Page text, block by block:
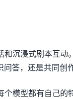
和沉浸式剧本互
答，还是共同创
个模型都有自己